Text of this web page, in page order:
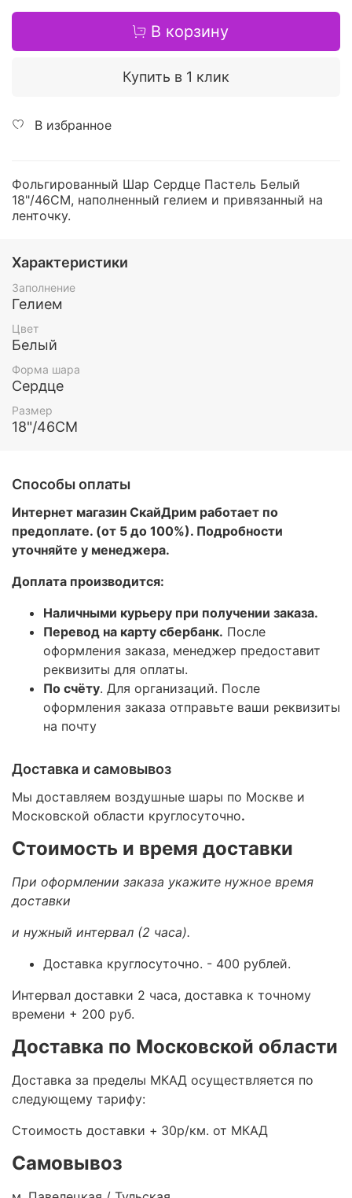
В корзину
Купить в 1 клик
В избранное
Фольгированный Шар Сердце Пастель Белый
18"/46СМ, наполненный гелием и привязанный на
ленточку.
Характеристики
Заполнение
Гелием
Цвет
Белый
Форма шара
Сердце
Размер
18"/46СМ
Способы оплаты
Интернет магазин СкайДрим работает по
предоплате. (от 5 до 100%). Подробности
уточняйте у менеджера.
Доплата производится:
Наличными курьеру при получении заказа.
Перевод на карту сбербанк. После
оформления заказа, менеджер предоставит
реквизиты для оплаты.
По счёту. Для организаций. После
оформления заказа отправьте ваши реквизиты
на почту
Доставка и самовывоз
Мы доставляем воздушные шары по Москве и
Московской области круглосуточно.
Стоимость и время доставки
При оформлении заказа укажите нужное время
доставки
и нужный интервал (2 часа).
Доставка круглосуточно. - 400 рублей.
Интервал доставки 2 часа, доставка к точному
времени + 200 руб.
Доставка по Московской области
Доставка за пределы МКАД осуществляется по
следующему тарифу:
Стоимость доставки + 30р/км. от МКАД
Самовывоз